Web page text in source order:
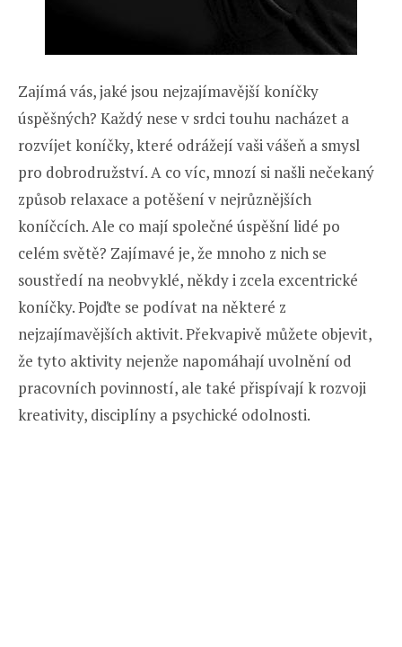
Zajímá vás, jaké jsou nejzajímavější koníčky
úspěšných? Každý nese v srdci touhu nacházet a
rozvíjet koníčky, které odrážejí vaši vášeň a smysl
pro dobrodružství. A co víc, mnozí si našli nečekaný
způsob relaxace a potěšení v nejrůznějších
koníčcích. Ale co mají společné úspěšní lidé po
celém světě? Zajímavé je, že mnoho z nich se
soustředí na neobvyklé, někdy i zcela excentrické
koníčky. Pojďte se podívat na některé z
nejzajímavějších aktivit. Překvapivě můžete objevit,
že tyto aktivity nejenže napomáhají uvolnění od
pracovních povinností, ale také přispívají k rozvoji
kreativity, disciplíny a psychické odolnosti.